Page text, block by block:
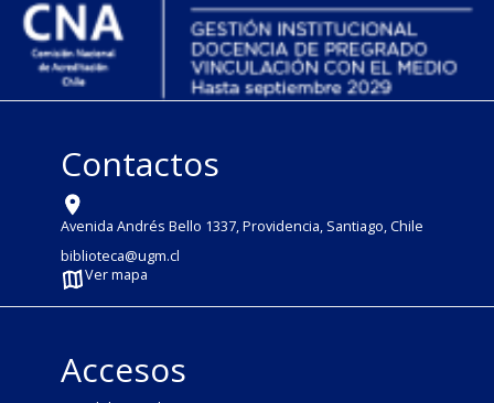
Contactos
Avenida Andrés Bello 1337, Providencia, Santiago, Chile
biblioteca@ugm.cl
Ver mapa
Accesos